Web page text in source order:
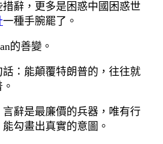
辭，更多是困惑中國困惑世
一種手腕罷了。
的善變。
話：能顛覆特朗普的，往往就
辭是最廉價的兵器，唯有行
勾畫出真實的意圖。